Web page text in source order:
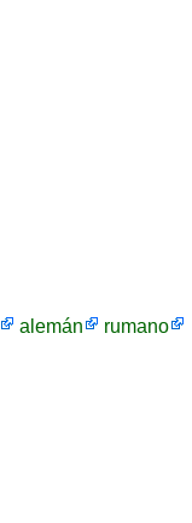
alemán
rumano